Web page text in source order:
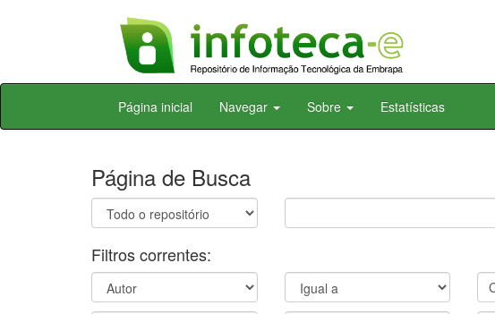
Skip
Página inicial Navegar Sobre Estatísticas
Página de Busca
Filtros correntes: